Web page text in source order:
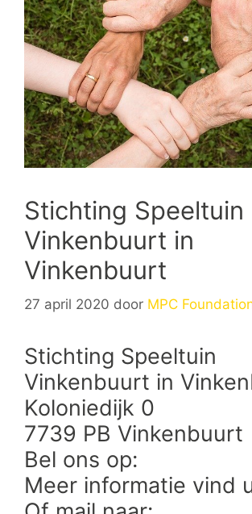
Stichting Speeltuin
Vinkenbuurt in
Vinkenbuurt
27 april 2020 door MPC
Stichting Speeltuin
Vinkenbuurt in
Koloniedijk 0
7739 PB Vinkenbuurt
Bel ons op:
Meer informatie vind